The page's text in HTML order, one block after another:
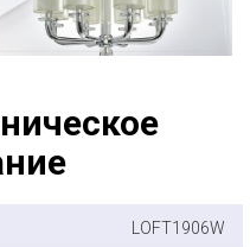
LOFT1906W